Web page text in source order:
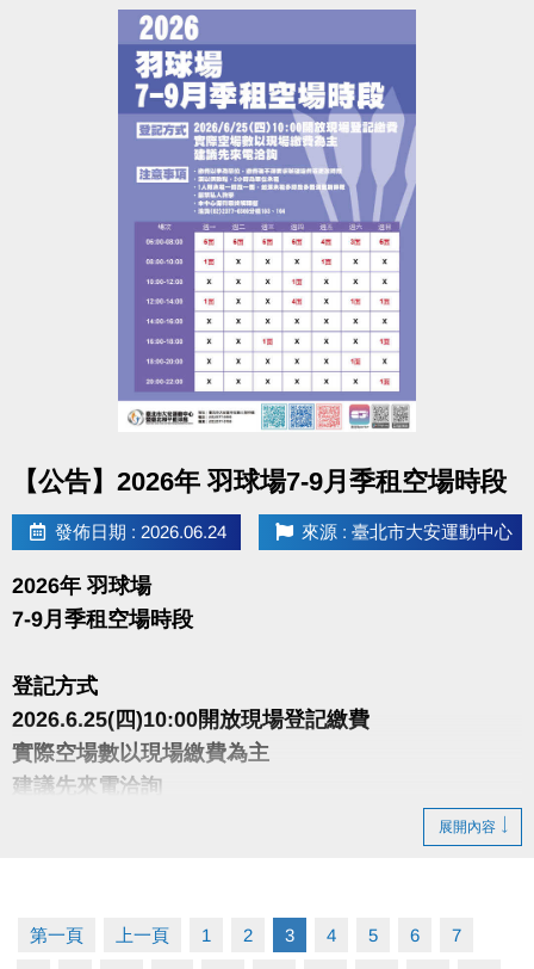
【公告】2026年 羽球場7-9月季租空場時段
發佈日期 : 2026.06.24 來源 : 臺北市大安運動中心
2026年 羽球場
7-9月季租空場時段
登記方式
2026.6.25(四)10:00開放現場登記繳費
實際空場數以現場繳費為主
建議先來電洽詢
• 須以偶數點，2小時為單位承租
展開內容
第一頁 上一頁 1 2 3 4 5 6 7